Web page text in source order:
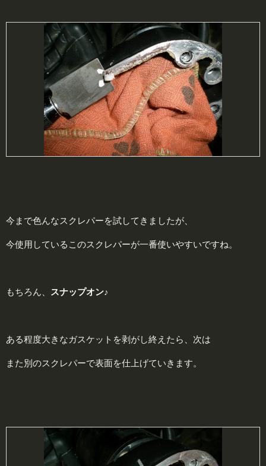
今まで色んなスクレパーを試してきましたが、
今使用しているこのスクレパーが一番使いやすいですね。
もちろん、 スナップオン♪
ある程度大きなガスケットを剥がし終えたら、次は
また別のスクレパーで表面を仕上げていきます。